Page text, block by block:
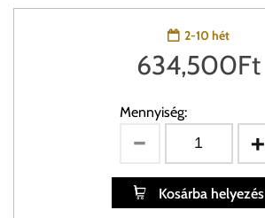
2-10 hét
634,500Ft
Mennyiség:
Kosárba helyezés